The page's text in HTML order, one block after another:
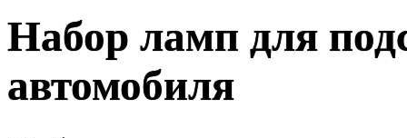
Набор ламп для
автомобиля